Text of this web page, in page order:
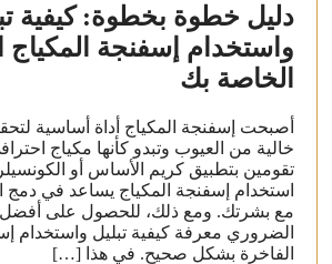
دليل خطوة بخطوة: كيفية
واستخدام إسفنجة المكياج
الخاصة بك
أصبحت إسفنجة المكياج أداة أساسية
خالية من العيوب وتبدو كأنها مكياج
تقومين بتطبيق كريم الأساس أو
استخدام إسفنجة المكياج يساعد في دمج
مع بشرتك. ومع ذلك، للحصول على أفضل
الضروري معرفة كيفية تبليل واستخدام
الفاخرة بشكل صحيح. في هذا […]